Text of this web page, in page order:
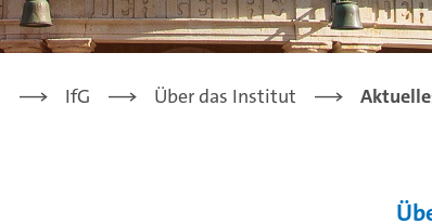
IfG Über das Institut